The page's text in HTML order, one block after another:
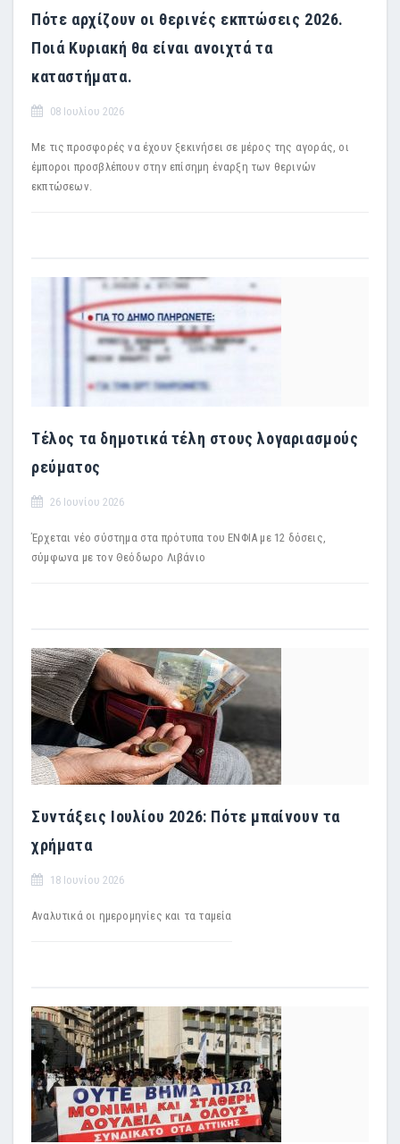
Πότε αρχίζουν οι θερινές εκπτώσεις 2026.
Ποιά Κυριακή θα είναι ανοιχτά τα
καταστήματα.
08 Ιουλίου 2026
Με τις προσφορές να έχουν ξεκινήσει σε μέρος της αγοράς, οι
έμποροι προσβλέπουν στην επίσημη έναρξη των θερινών
εκπτώσεων.
Τέλος τα δημοτικά τέλη στους λογαριασμούς
ρεύματος
26 Ιουνίου 2026
Έρχεται νέο σύστημα στα πρότυπα του ΕΝΦΙΑ με 12 δόσεις,
σύμφωνα με τον Θεόδωρο Λιβάνιο
Συντάξεις Ιουλίου 2026: Πότε μπαίνουν τα
χρήματα
18 Ιουνίου 2026
Αναλυτικά οι ημερομηνίες και τα ταμεία